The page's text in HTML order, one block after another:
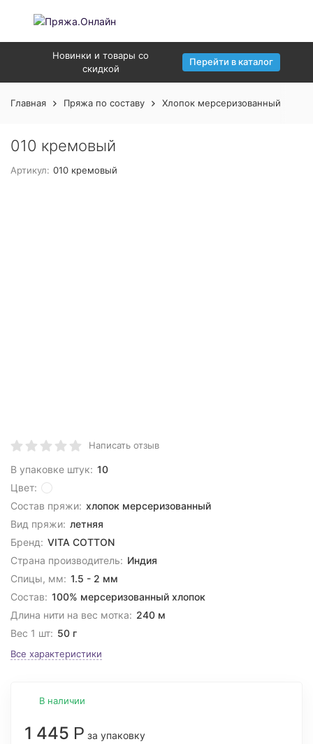
Новинки и товары со
скидкой
Перейти в каталог
Главная Пряжа по составу Хлопок мерсеризованный
010 кремовый
Артикул: 010 кремовый
Написать отзыв
В упаковке штук: 10
Цвет:
Состав пряжи: хлопок мерсеризованный
Вид пряжи: летняя
Бренд: VITA COTTON
Страна производитель: Индия
Спицы, мм: 1.5 - 2 мм
Состав: 100% мерсеризованный хлопок
Длина нити на вес мотка: 240 м
Вес 1 шт: 50 г
Все характеристики
В наличии
1 445 Р за упаковку